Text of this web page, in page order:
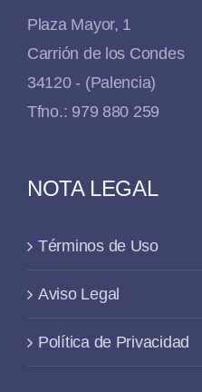
Plaza Mayor, 1
Carrión de los Condes
34120 - (Palencia)
Tfno.: 979 880 259
NOTA LEGAL
Términos de Uso
Aviso Legal
Política de Privacidad